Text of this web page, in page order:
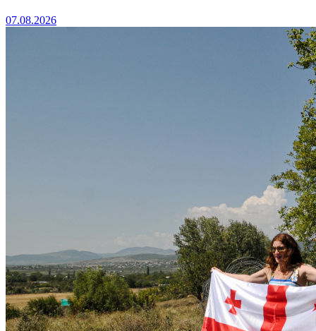
07.08.2026